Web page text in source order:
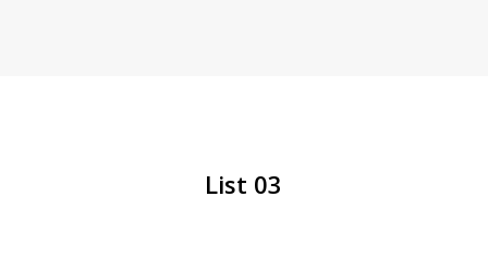
List 03